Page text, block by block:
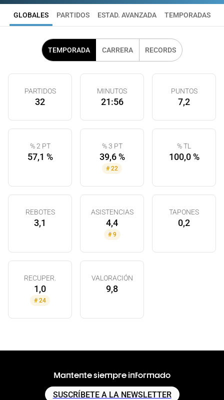
GLOBALES PARTIDOS ESTAD. AVANZADA TEMPORADAS
TEMPORADA CARRERA RECORDS
PARTIDOS
32
MINUTOS
21:56
PUNTOS
7,2
% 2 PT
57,1 %
% 3 PT
39,6 %
# 22
% TL
100,0 %
REBOTES
3,1
ASISTENCIAS
4,4
# 9
TAPONES
0,2
RECUPER.
1,0
# 24
VALORACIÓN
9,8
Mantente siempre informado
SUSCRÍBETE A LA NEWSLETTER